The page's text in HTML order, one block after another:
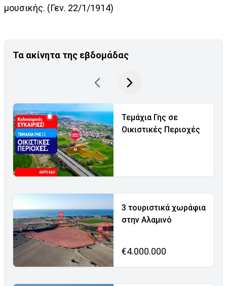
μουσικής. (Γεν. 22/1/1914)
Τα ακίνητα της εβδομάδας
Τεμάχια Γης σε
Οικιστικές Περιοχές
3 τουριστικά χωράφια
στην Αλαμινό
€4.000.000